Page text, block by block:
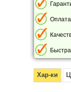
Хар-ки